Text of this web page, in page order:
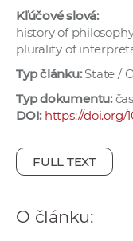
Kľúčové slová:
history of
plurality of
Typ článku:State /
Typ dokumentu:
DOI: https://doi.org/
FULL TEXT
O článku: